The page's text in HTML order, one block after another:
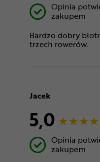
Opinia
zakupem
Bardzo dobry
trzech rowerów.
Jacek
5,0
Opinia
zakupem